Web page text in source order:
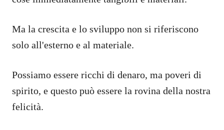
Ma la crescita e lo sviluppo non si riferiscono
solo all'esterno e al materiale.
Possiamo essere ricchi di denaro, ma poveri di
spirito, e questo può essere la rovina della nostra
felicità.